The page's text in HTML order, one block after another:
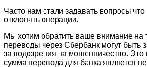
Часто нам стали задавать вопросы
отклонять операции.
Мы хотим обратить ваше внимание на
переводы через Сбербанк могут быть
за подозрения на мошенничество. Это
сумма перевода для банка является